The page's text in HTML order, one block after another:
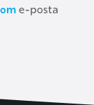
e-posta